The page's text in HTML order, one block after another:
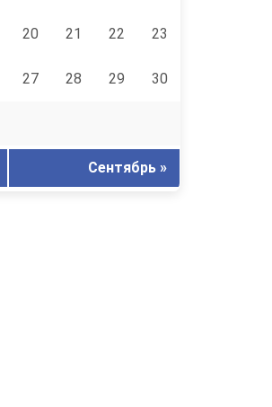
20 21 22 23
27 28 29 30
Сентябрь »